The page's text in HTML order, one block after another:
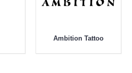
Ambition Tattoo